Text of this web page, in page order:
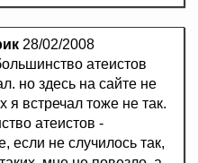
28/02/2008
атеистов
но здесь на сайте не
я встречал тоже не так.
атеистов -
если не случилось так,